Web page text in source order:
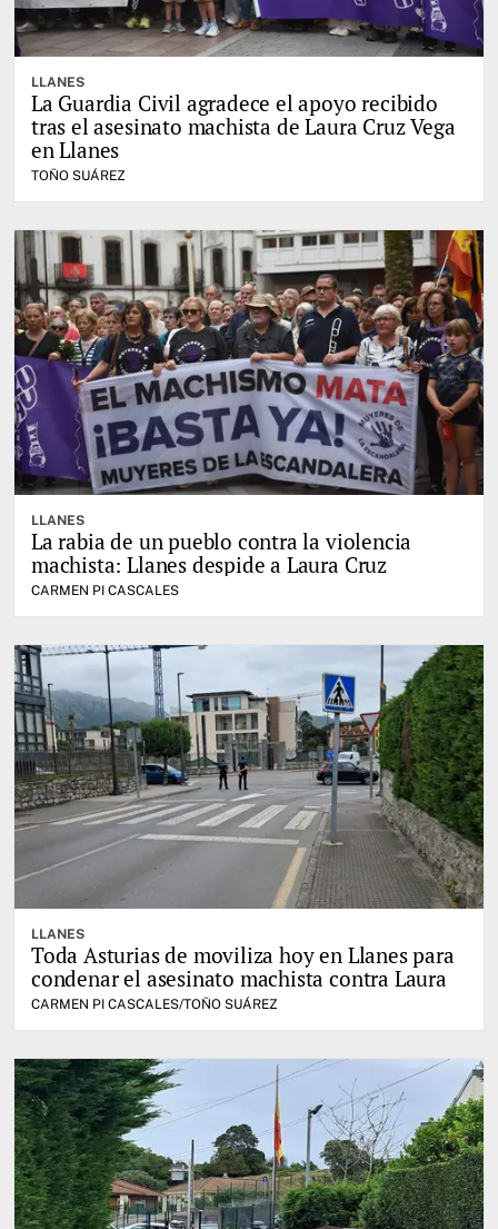
LLANES
La Guardia Civil agradece el apoyo recibido
tras el asesinato machista de Laura Cruz Vega
en Llanes
TOÑO SUÁREZ
LLANES
La rabia de un pueblo contra la violencia
machista: Llanes despide a Laura Cruz
CARMEN PI CASCALES
LLANES
Toda Asturias de moviliza hoy en Llanes para
condenar el asesinato machista contra Laura
CARMEN PI CASCALES/TOÑO SUÁREZ